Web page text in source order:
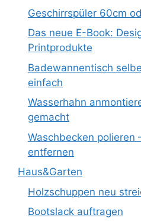
Geschirrspüler 60cm
Das neue E-Book:
Printprodukte
Badewannentisch
einfach
Wasserhahn
gemacht
Waschbecken polieren
entfernen
Haus&Garten
Holzschuppen neu
Bootslack auftragen